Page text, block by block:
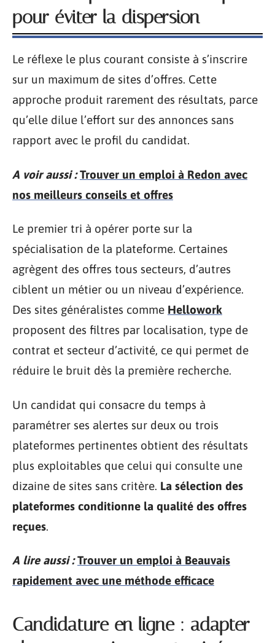
pour éviter la dispersion
Le réflexe le plus courant consiste à s’inscrire
sur un maximum de sites d’offres. Cette
approche produit rarement des résultats, parce
qu’elle dilue l’effort sur des annonces sans
rapport avec le profil du candidat.
A voir aussi : Trouver un emploi à Redon avec
nos meilleurs conseils et offres
Le premier tri à opérer porte sur la
spécialisation de la plateforme. Certaines
agrègent des offres tous secteurs, d’autres
ciblent un métier ou un niveau d’expérience.
Des sites généralistes comme Hellowork
proposent des filtres par localisation, type de
contrat et secteur d’activité, ce qui permet de
réduire le bruit dès la première recherche.
Un candidat qui consacre du temps à
paramétrer ses alertes sur deux ou trois
plateformes pertinentes obtient des résultats
plus exploitables que celui qui consulte une
dizaine de sites sans critère. La sélection des
plateformes conditionne la qualité des offres
reçues.
A lire aussi : Trouver un emploi à Beauvais
rapidement avec une méthode efficace
Candidature en ligne : adapter